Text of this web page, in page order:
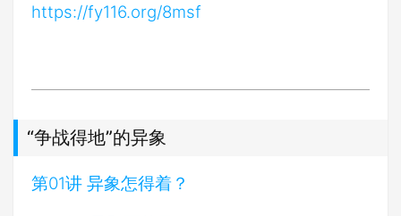
https://fy116.org/8msf
“争战得地”的异象
第01讲 异象怎得着？